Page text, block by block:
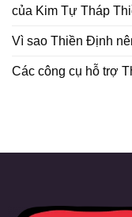
của Kim Tự Tháp
Vì sao Thiền Định
Các công cụ hỗ trợ